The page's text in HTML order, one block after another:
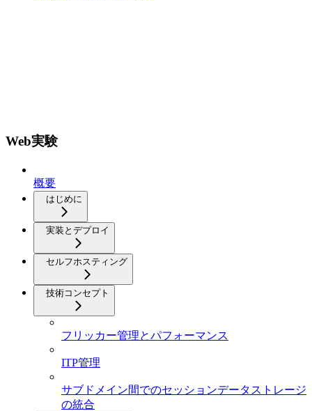
Web実験
概要
はじめに
実装とデプロイ
セルフホスティング
技術コンセプト
フリッカー管理とパフォーマンス
ITP管理
サブドメイン間でのセッションデータストレージ
の統合